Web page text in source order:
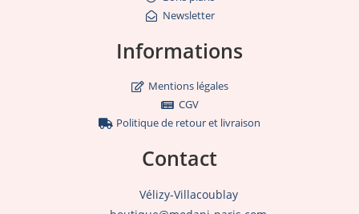
Newsletter
Informations
Mentions légales
CGV
Politique de retour et livraison
Contact
Vélizy-Villacoublay